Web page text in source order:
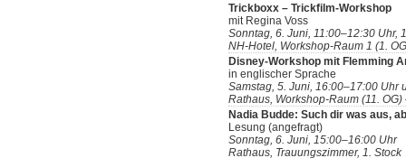
Trickboxx – Trickfilm-Workshop
mit Regina Voss
Sonntag, 6. Juni, 11:00–12:30 Uhr,
NH-Hotel, Workshop-Raum 1 (1.
Disney-Workshop mit Flemming
in englischer Sprache
Samstag, 5. Juni, 16:00–17:00 Uhr
Rathaus, Workshop-Raum (11.
Nadia Budde: Such dir was aus,
Lesung (angefragt)
Sonntag, 6. Juni, 15:00–16:00 Uhr
Rathaus, Trauungszimmer, 1. Stock